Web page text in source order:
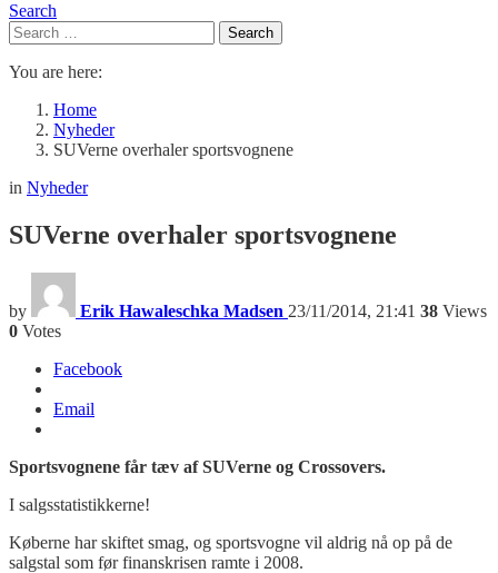
Search
Search
for:
Search
You are here:
Home
Nyheder
SUVerne overhaler sportsvognene
in Nyheder
SUVerne overhaler sportsvognene
by Erik Hawaleschka Madsen 23/11/2014, 21:41 38 Views
0 Votes
Facebook
Email
Sportsvognene får tæv af SUVerne og Crossovers.
I salgsstatistikkerne!
Køberne har skiftet smag, og sportsvogne vil aldrig nå op på de
salgstal som før finanskrisen ramte i 2008.